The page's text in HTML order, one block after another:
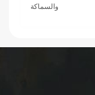
والسماكة